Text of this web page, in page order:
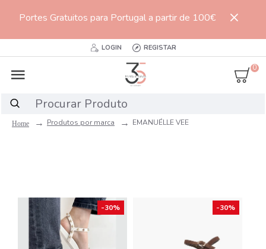
Portes Gratuitos para Portugal a partir de 100€
LOGIN REGISTAR
0
Produtos por marca EMANUÉLLE VEE
-30% -30%